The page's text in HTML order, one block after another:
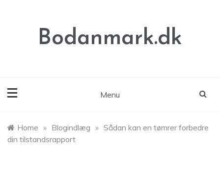
Bodanmark.dk
Menu
Home » Blogindlæg » Sådan kan en tømrer forbedre
din tilstandsrapport